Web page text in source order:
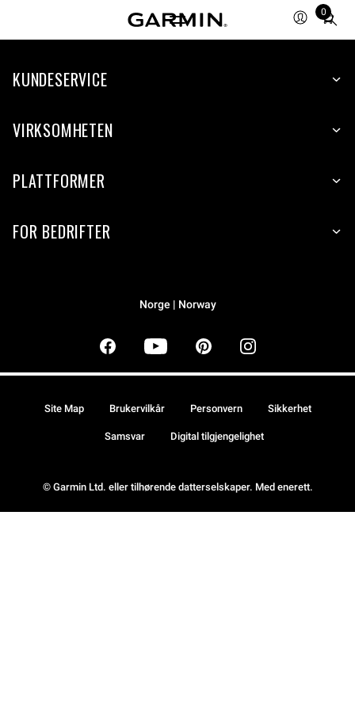
0
Total
items
cart:
KUNDESERVICE
VIRKSOMHETEN
PLATTFORMER
FOR BEDRIFTER
Norge | Norway
© Garmin Ltd. eller tilhørende datterselskaper. Med enerett.
Site Map Brukervilkår Personvern Sikkerhet
Samsvar Digital tilgjengelighet